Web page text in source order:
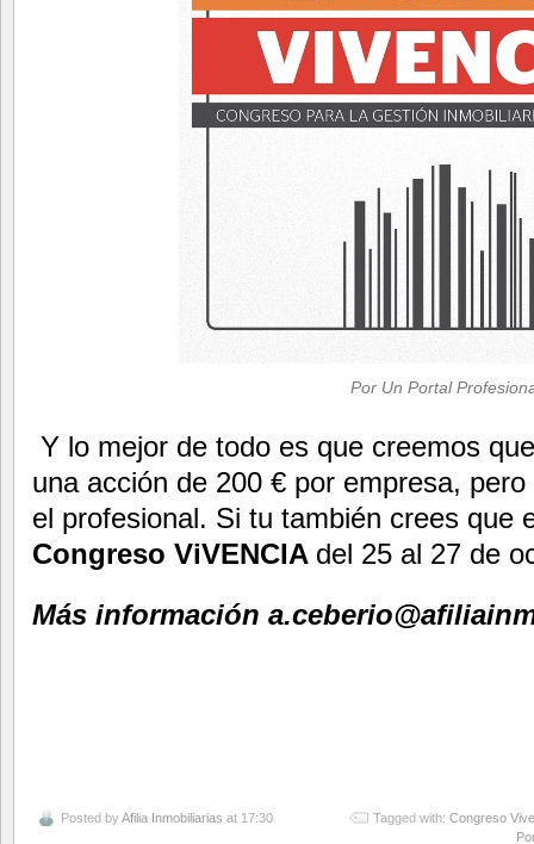
Por Un Portal
Y lo mejor de todo es que creemos
una acción de 200 € por empresa,
el profesional. Si tu también crees que
Congreso ViVENCIA del 25 al 27 de
Más información
Posted byAfilia Inmobiliarias at 17:30 Tagged with: Congreso